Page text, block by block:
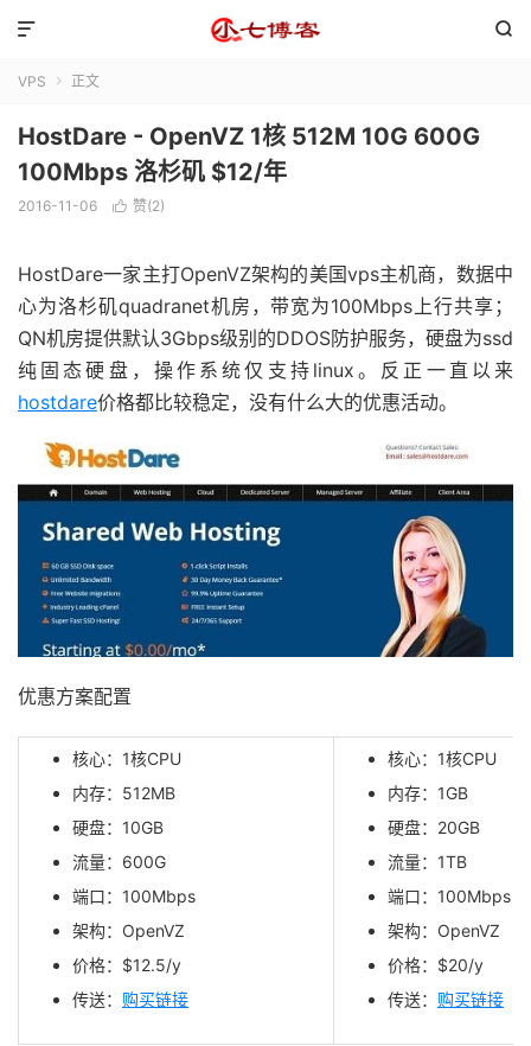


VPS  正文
HostDare - OpenVZ 1核 512M 10G 600G
100Mbps 洛杉矶 $12/年
2016-11-06  赞(2)
HostDare一家主打OpenVZ架构的美国vps主机商，数据中
心为洛杉矶quadranet机房，带宽为100Mbps上行共享；
QN机房提供默认3Gbps级别的DDOS防护服务，硬盘为ssd
纯固态硬盘，操作系统仅支持linux。反正一直以来
hostdare价格都比较稳定，没有什么大的优惠活动。
优惠方案配置
核心：1核CPU
内存：512MB
硬盘：10GB
流量：600G
端口：100Mbps
架构：OpenVZ
价格：$12.5/y
传送： 购买链接
核心：1核CPU
内存：1GB
硬盘：20GB
流量：1TB
端口：100Mbps
架构：OpenVZ
价格：$20/y
传送： 购买链接